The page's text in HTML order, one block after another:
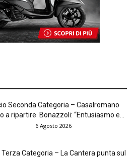
Seconda Categoria – Casalromano
a ripartire. Bonazzoli: “Entusiasmo e...
6 Agosto 2026
Terza Categoria – La Cantera punta sul